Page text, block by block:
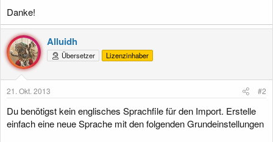
Danke!
Alluidh
Übersetzer Lizenzinhaber
21. Okt. 2013 #2
Du benötigst kein englisches Sprachfile für den Import. Erstelle
einfach eine neue Sprache mit den folgenden Grundeinstellungen